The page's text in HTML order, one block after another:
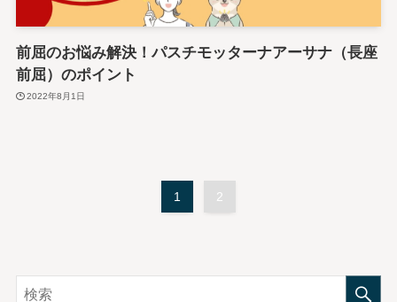
前屈のお悩み解決！パスチモッターナアーサナ（長座
前屈）のポイント
2022年8月1日
1 2